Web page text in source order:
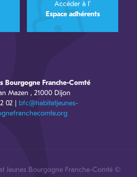
Bourgogne Franche-Comté
Mazen , 21000 Dijon
02 | bfc@habitatjeunes-
Accéder à l’
Espace adhérents
Jeunes Bourgogne Franche-Comté ©